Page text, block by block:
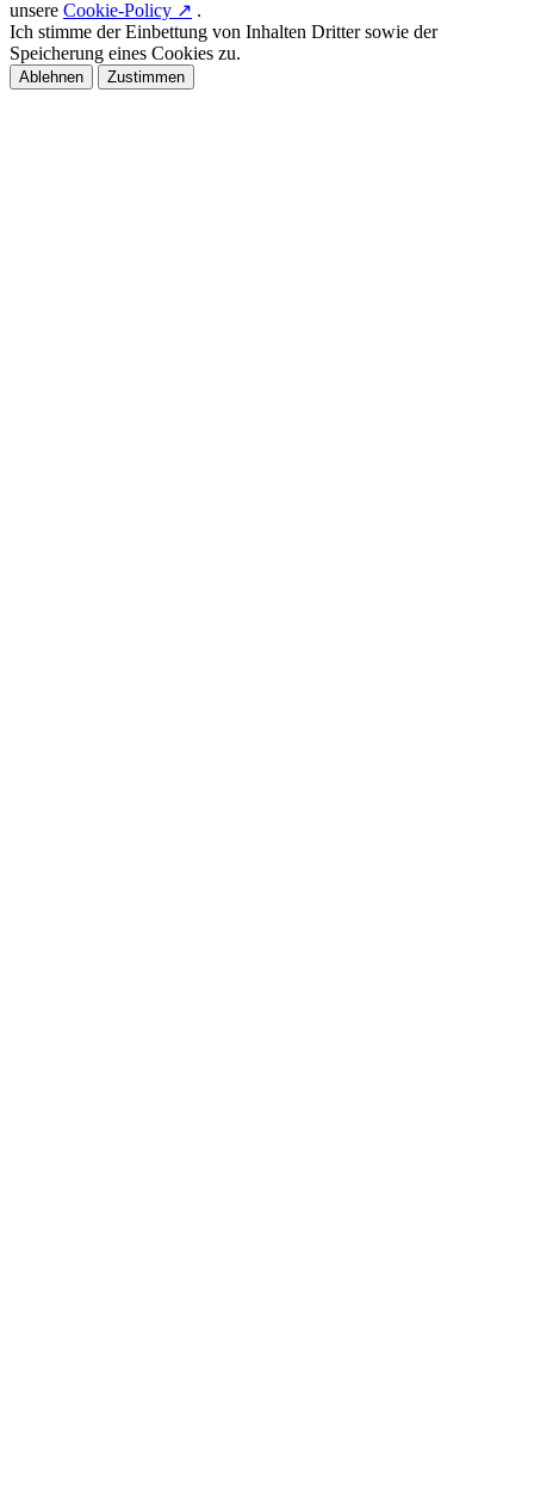
unsere Cookie-Policy ↗ .
Ich stimme der Einbettung von Inhalten Dritter sowie der
Speicherung eines Cookies zu.
Ablehnen Zustimmen